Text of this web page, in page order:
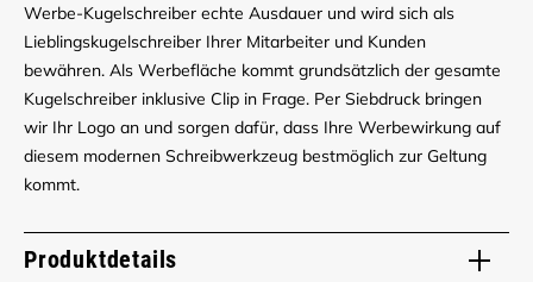
Werbe-Kugelschreiber echte Ausdauer und wird sich als
Lieblingskugelschreiber Ihrer Mitarbeiter und Kunden
bewähren. Als Werbefläche kommt grundsätzlich der gesamte
Kugelschreiber inklusive Clip in Frage. Per Siebdruck bringen
wir Ihr Logo an und sorgen dafür, dass Ihre Werbewirkung auf
diesem modernen Schreibwerkzeug bestmöglich zur Geltung
kommt.
Produktdetails